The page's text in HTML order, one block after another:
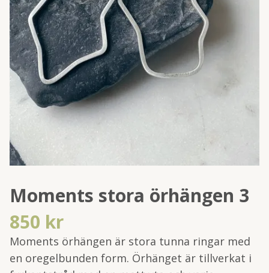
Moments stora örhängen 3
850 kr
Moments örhängen är stora tunna ringar med
en oregelbunden form. Örhänget är tillverkat i